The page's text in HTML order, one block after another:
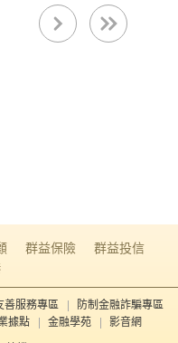
群益保險
群益投信
善服務專區
防制金融詐騙專區
據點 金融學苑 影音網